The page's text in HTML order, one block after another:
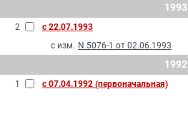
1993
2
с 22.07.1993
с изм. N 5076-1 от 02.06.1993
1992
1 с 07.04.1992 (первоначальная)